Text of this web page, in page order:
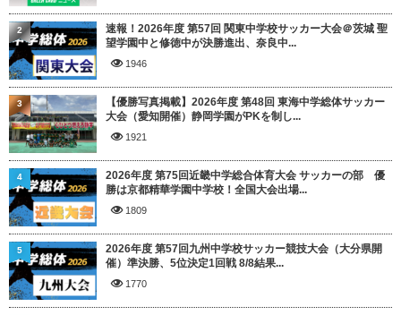
速報！2026年度 第57回 関東中学校サッカー大会＠茨城 聖
望学園中と修徳中が決勝進出、奈良中...
1946
2
【優勝写真掲載】2026年度 第48回 東海中学総体サッカー
大会（愛知開催）静岡学園がPKを制し...
1921
3
2026年度 第75回近畿中学総合体育大会 サッカーの部 優
勝は京都精華学園中学校！全国大会出場...
1809
4
2026年度 第57回九州中学校サッカー競技大会（大分県開
催）準決勝、5位決定1回戦 8/8結果...
1770
5